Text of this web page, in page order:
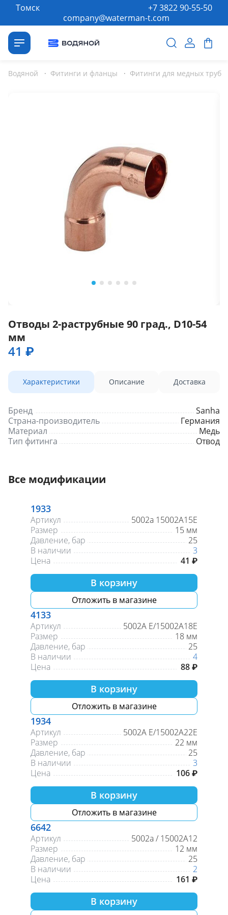
Томск
company@waterman-t.com
+7 3822 90-55-50
Водяной · Фитинги и фланцы · Фитинги для медных труб
Отводы 2-раструбные 90 град., D10-54
мм
41 ₽
Характеристики Описание Доставка
Бренд
Sanha
Страна-производитель
Германия
Материал
Медь
Тип фитинга
Отвод
Все модификации
1933
Артикул
5002а 15002A15E
Размер
15 мм
Давление, бар
25
В наличии
3
Цена
41 ₽
В корзину
Отложить в магазине
4133
Артикул
5002A Е/15002А18Е
Размер
18 мм
Давление, бар
25
В наличии
4
Цена
88 ₽
В корзину
Отложить в магазине
1934
Артикул
5002А Е/15002А22Е
Размер
22 мм
Давление, бар
25
В наличии
3
Цена
106 ₽
В корзину
Отложить в магазине
6642
Артикул
5002а / 15002A12
Размер
12 мм
Давление, бар
25
В наличии
2
Цена
161 ₽
В корзину